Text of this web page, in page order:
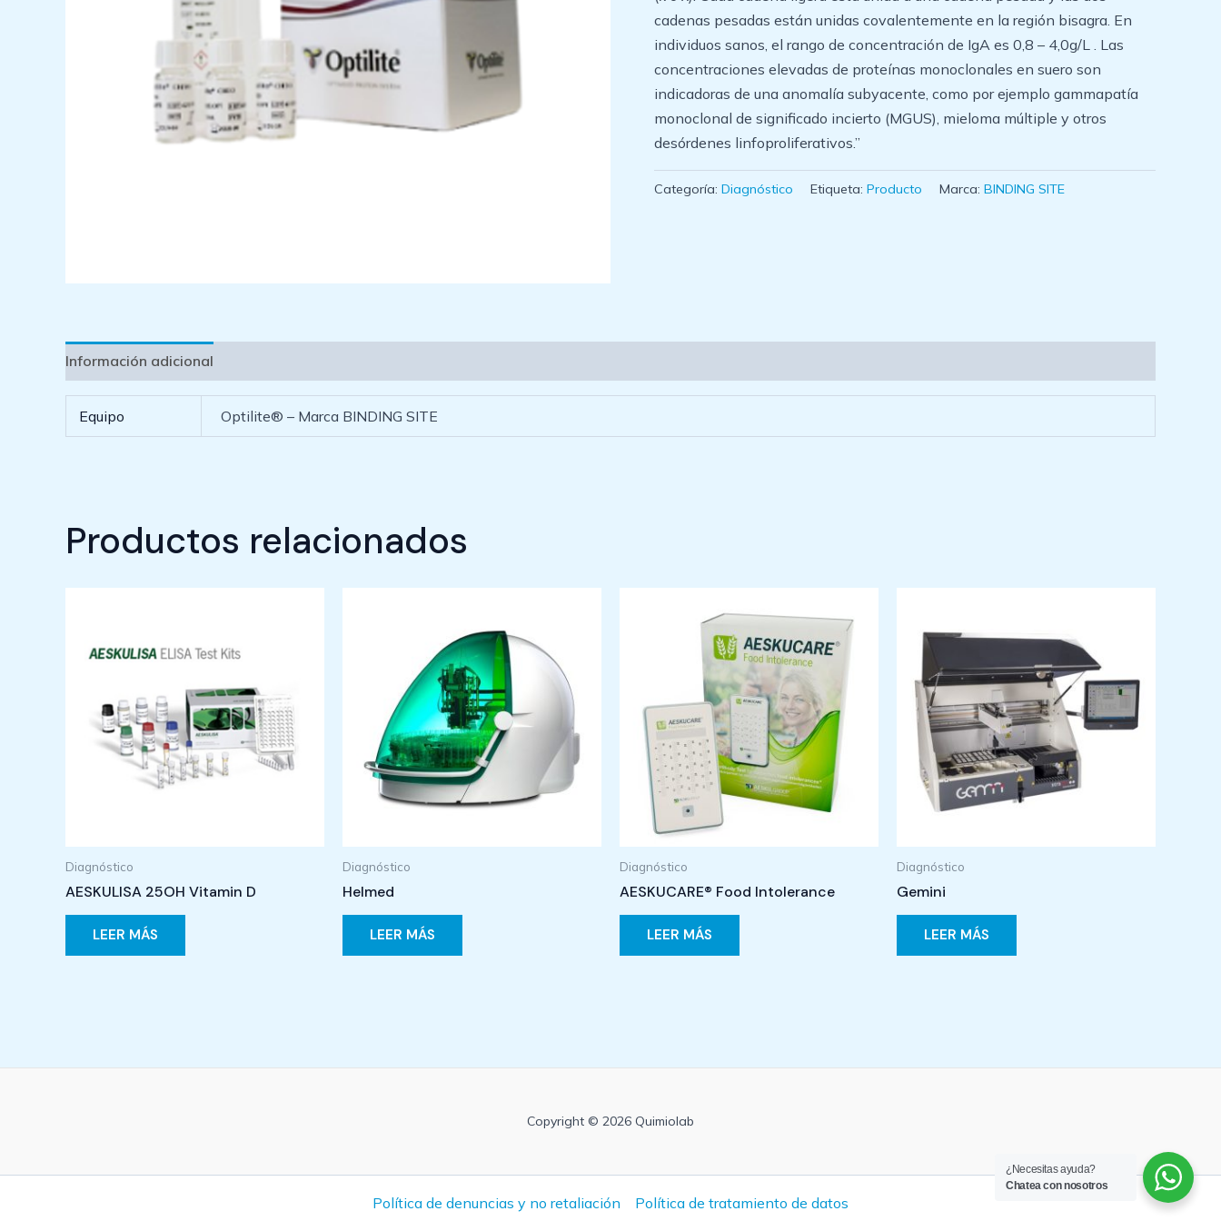
cadenas pesadas están unidas covalentemente en la región bisagra. En
individuos sanos, el rango de concentración de IgA es 0,8 – 4,0g/L . Las
concentraciones elevadas de proteínas monoclonales en suero son
indicadoras de una anomalía subyacente, como por ejemplo gammapatía
monoclonal de significado incierto (MGUS), mieloma múltiple y otros
desórdenes linfoproliferativos.”
Categoría: Diagnóstico Etiqueta: Producto Marca: BINDING SITE
Información adicional
Equipo Optilite® – Marca BINDING SITE
Productos relacionados
Diagnóstico
AESKULISA 25OH Vitamin D
LEER MÁS
Diagnóstico
Helmed
LEER MÁS
Diagnóstico
AESKUCARE® Food Intolerance
LEER MÁS
Diagnóstico
Gemini
LEER MÁS
Copyright © 2026 Quimiolab
Política de denuncias y no retaliación Política de tratamiento de datos
¿Necesitas ayuda?
Chatea con nosotros